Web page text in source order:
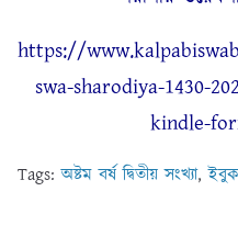
https://
swa-sharodiya-1430-
kindle-
Tags:অষ্টম বর্ষ দ্বিতীয় সংখ্যা,ইবুক